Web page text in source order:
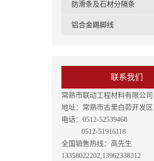
防滑条及石材分隔条
铝合金踢脚线
联系我们
常熟市联动工程材料有限公司
地址：常熟市古里白茆开发区
电话：0512-52539468
0512-51916118
全国销售热线：高先生
13358022202,13962338312